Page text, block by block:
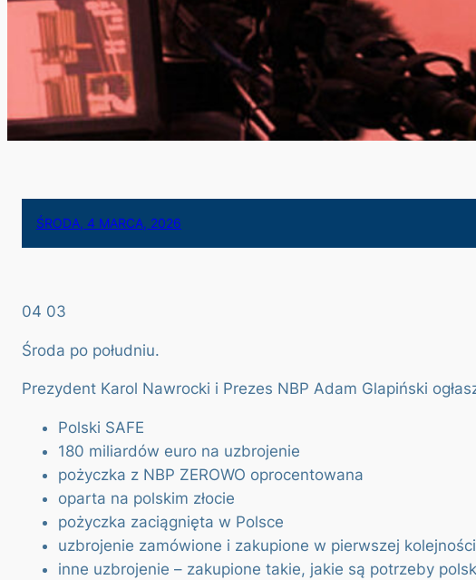
ŚRODA, 4 MARCA, 2026
04 03
Środa po południu.
Prezydent Karol Nawrocki i Prezes NBP Adam Glapiński
Polski SAFE
180 miliardów euro na uzbrojenie
pożyczka z NBP ZEROWO oprocentowana
oparta na polskim złocie
pożyczka zaciągnięta w Polsce
uzbrojenie zamówione i zakupione w pierwszej
inne uzbrojenie – zakupione takie, jakie są potrzeby